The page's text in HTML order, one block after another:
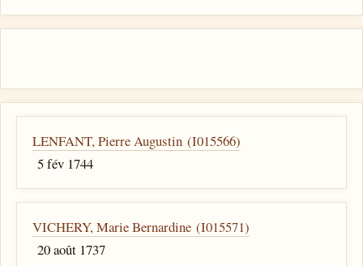
LENFANT, Pierre Augustin (I015566)
5 fév 1744
VICHERY, Marie Bernardine (I015571)
20 août 1737